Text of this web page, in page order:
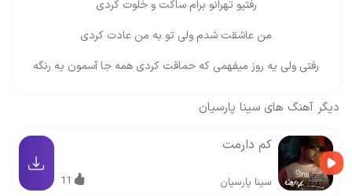
رفتیو تهرانو برام ساکت و خلوت کردی
من عاشقت شدم ولی تو به من عادت کردی
رفتی ولی یه روز میفهمی که حماقت کردی همه جا آسمون یه رنگه
دیگر آهنگ های سینا پارسیان
کم دارمت
سینا پارسیان 11